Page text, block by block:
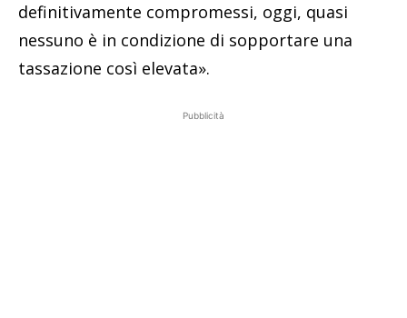
definitivamente compromessi, oggi, quasi
nessuno è in condizione di sopportare una
tassazione così elevata».
Pubblicità